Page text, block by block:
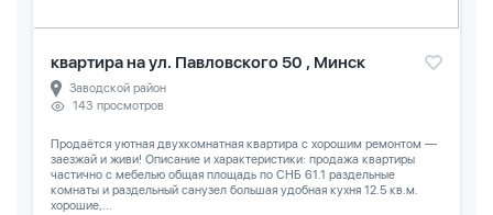
квартира на ул. Павловского 50 , Минск
Заводской район
143 просмотров
Продаётся уютная двухкомнатная квартира с хорошим ремонтом —
заезжай и живи! Описание и характеристики: продажа квартиры
частично с мебелью общая площадь по СНБ 61.1 раздельные
комнаты и раздельный санузел большая удобная кухня 12.5 кв.м.
хорошие,...